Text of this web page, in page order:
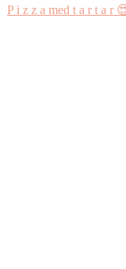
P i z z a med t a r t a r